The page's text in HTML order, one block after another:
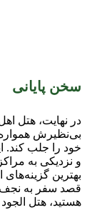
سخن پایانی
در نهایت، هتل
بی‌نظیرش
خود را جلب کند.
و نزدیکی به
بهترین
قصد سفر به نجف
هستید، هتل